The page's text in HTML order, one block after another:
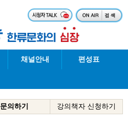
채널안내 편성표
문의하기 강의책자 신청하기